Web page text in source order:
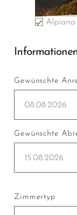
Alpiana
Gewünschte
08.08.2026
Gewünschte
15.08.2026
Zimmertyp